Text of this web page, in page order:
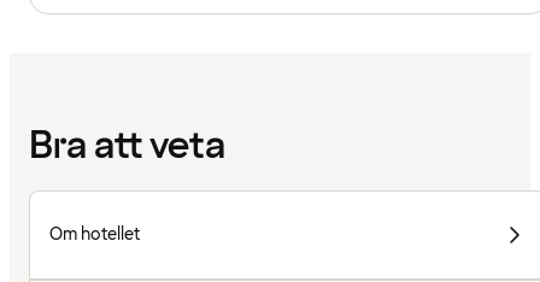
Bra att veta
Om hotellet